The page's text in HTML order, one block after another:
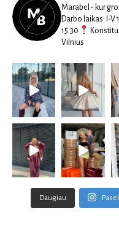
Marabel - kur
Darbo laikas: I-V
15:30
Vilnius
Daugiau